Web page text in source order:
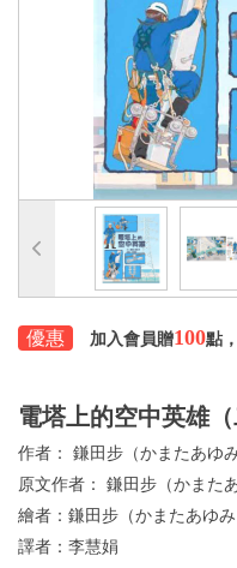
優惠 加入會員贈100點
電塔上的空中英雄（
作者： 鎌田步（かまたあゆみ
原文作者： 鎌田步（かまた
繪者： 鎌田步（かまたあゆみ
譯者： 李慧娟